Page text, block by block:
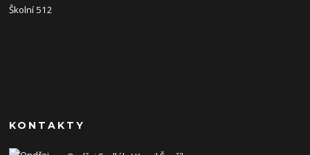
Školní 512
KONTAKTY